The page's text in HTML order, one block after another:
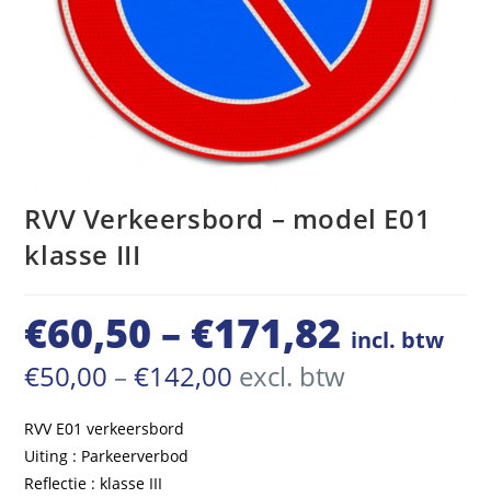
RVV Verkeersbord – model E01
klasse III
€60,50 – €171,82 Prijsklasse:
incl. btw
€50,00 – €142,00 Prijsklasse:
€50,00
excl. btw
RVV E01 verkeersbord
Uiting : Parkeerverbod
Reflectie : klasse III